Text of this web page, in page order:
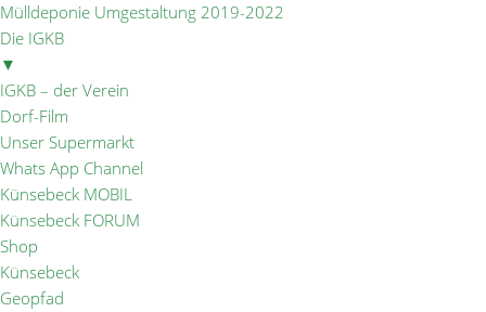
Mülldeponie Umgestaltung 2019-2022
Die IGKB
▼
IGKB – der Verein
Dorf-Film
Unser Supermarkt
Whats App Channel
Künsebeck MOBIL
Künsebeck FORUM
Shop
Künsebeck
Geopfad